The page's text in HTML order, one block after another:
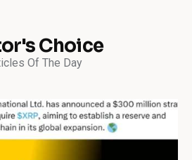
Choice
Of The Day